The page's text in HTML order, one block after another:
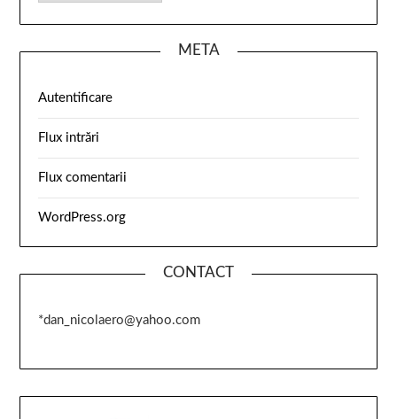
META
Autentificare
Flux intrări
Flux comentarii
WordPress.org
CONTACT
*dan_nicolaero@yahoo.com